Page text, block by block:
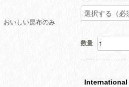
おいしい昆布のみ
数量